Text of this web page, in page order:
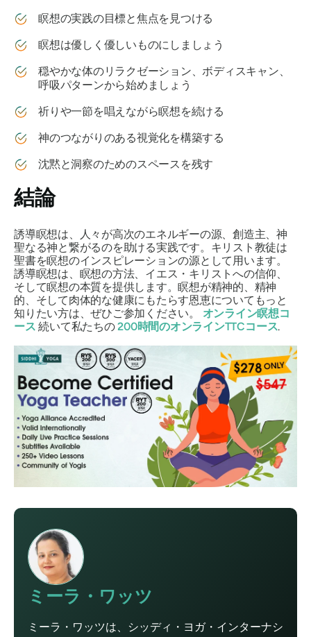
瞑想の実践の目標と焦点を見つける
瞑想は優しく優しいものにしましょう
穏やかな体のリラクゼーション、ボディスキャン、
呼吸パターンから始めましょう
祈りや一節を唱えながら瞑想を続ける
神のつながりのある視覚化を構築する
沈黙と洞察のためのスペースを残す
結論
誘導瞑想は、人々が高次のエネルギーの源、創造主、神
聖なる神と繋がるのを助ける実践です。キリスト教徒は
聖書を瞑想のインスピレーションの源として用います。
誘導瞑想は、瞑想の方法、イエス・キリストへの信仰、
そして瞑想の本質を提供します。瞑想が精神的、精神
的、そして肉体的な健康にもたらす恩恵についてもっと
知りたい方は、ぜひご参加ください。 オンライン瞑想コ
ース 続いて私たちの200時間のオンラインTTCコース.
ミーラ・ワッツ
ミーラ・ワッツは、シッディ・ヨガ・インターナシ